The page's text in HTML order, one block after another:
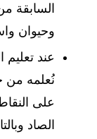
السابقة
وحيوان
عند
نُعلمه من
على
الصاد